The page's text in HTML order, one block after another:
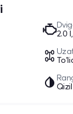
2.0
Qizil